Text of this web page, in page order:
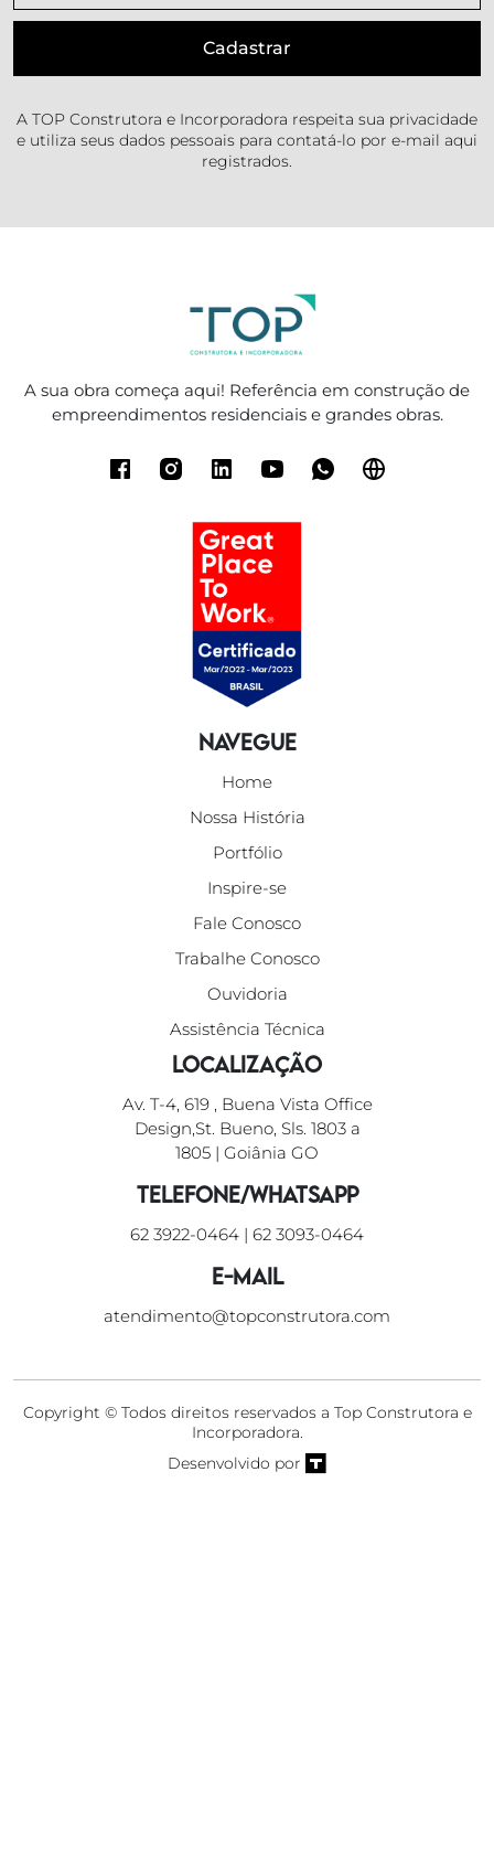
A TOP Construtora e Incorporadora respeita sua privacidade
e utiliza seus dados pessoais para contatá-lo por e-mail aqui
registrados.
A sua obra começa aqui! Referência em construção de
empreendimentos residenciais e grandes obras.
Navegue
Home
Nossa História
Portfólio
Inspire-se
Fale Conosco
Trabalhe Conosco
Ouvidoria
Assistência Técnica
Localização
Av. T-4, 619 , Buena Vista Office
Design,St. Bueno, Sls. 1803 a
1805 | Goiânia GO
Telefone/WhatsApp
62 3922-0464 | 62 3093-0464
E-mail
atendimento@topconstrutora.com
Copyright © Todos direitos reservados a Top Construtora e
Incorporadora.
Desenvolvido por